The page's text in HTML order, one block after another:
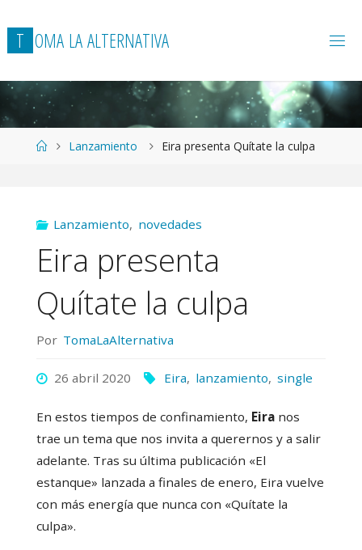
T OMA LAALTERNATIVA
PáginaLanzamiento Eira presenta Quítate la culpa
Lanzamiento, novedades
Eira presenta
Quítate la culpa
Por TomaLaAlternativa
26 abril 2020 Eira, lanzamiento, single
En estos tiempos de confinamiento, Eiranos
trae un tema que nos invita a querernos y a salir
adelante. Tras su última publicación «El
estanque» lanzada a finales de enero, Eira vuelve
con más energía que nunca con «Quítate la
culpa».